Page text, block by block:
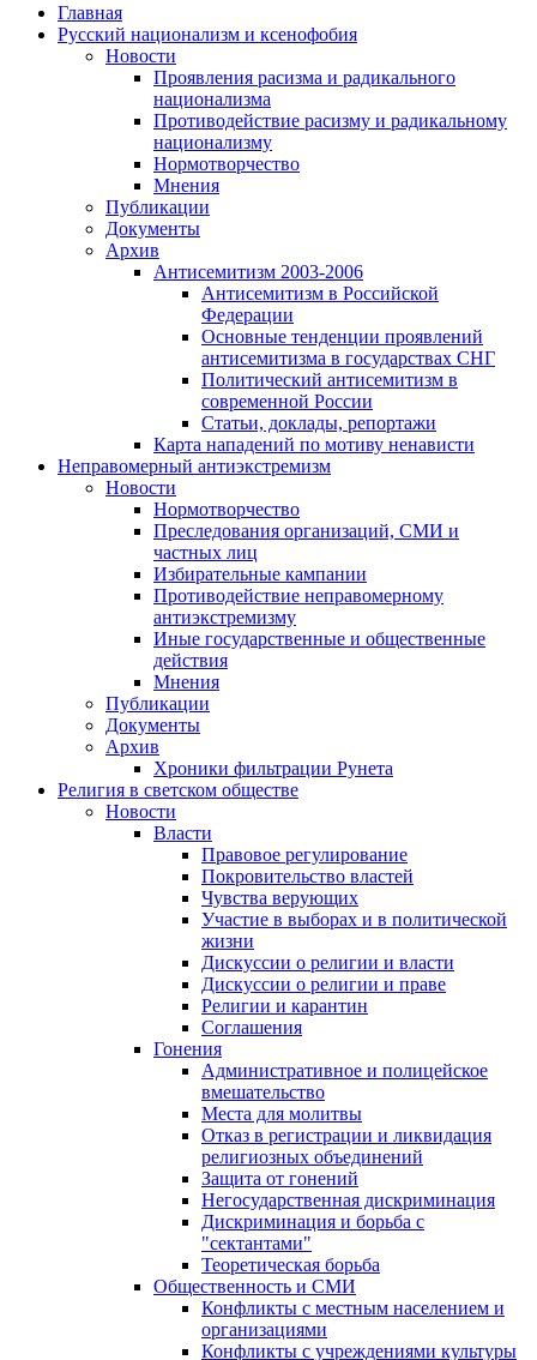
Главная
Русский национализм и ксенофобия
Новости
Проявления расизма и радикального
национализма
Противодействие расизму и радикальному
национализму
Нормотворчество
Мнения
Публикации
Документы
Архив
Антисемитизм 2003-2006
Антисемитизм в Российской
Федерации
Основные тенденции проявлений
антисемитизма в государствах СНГ
Политический антисемитизм в
современной России
Статьи, доклады, репортажи
Карта нападений по мотиву ненависти
Неправомерный антиэкстремизм
Новости
Нормотворчество
Преследования организаций, СМИ и
частных лиц
Избирательные кампании
Противодействие неправомерному
антиэкстремизму
Иные государственные и общественные
действия
Мнения
Публикации
Документы
Архив
Хроники фильтрации Рунета
Религия в светском обществе
Новости
Власти
Правовое регулирование
Покровительство властей
Чувства верующих
Участие в выборах и в политической
жизни
Дискуссии о религии и власти
Дискуссии о религии и праве
Религии и карантин
Соглашения
Гонения
Административное и полицейское
вмешательство
Места для молитвы
Отказ в регистрации и ликвидация
религиозных объединений
Защита от гонений
Негосударственная дискриминация
Дискриминация и борьба с
"сектантами"
Теоретическая борьба
Общественность и СМИ
Конфликты с местным населением и
организациями
Конфликты с учреждениями культуры